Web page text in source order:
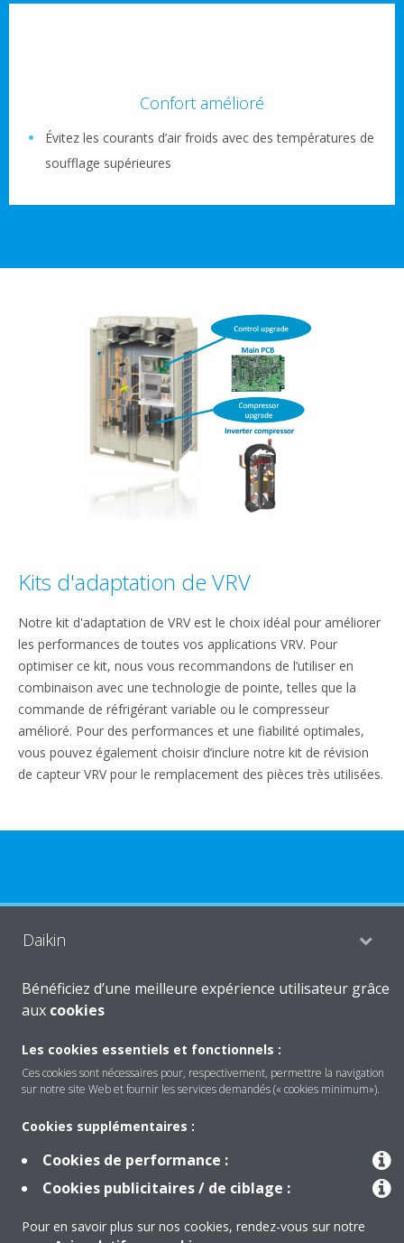
Confort amélioré
Évitez les courants d’air froids avec des températures de
soufflage supérieures
Kits d'adaptation de VRV
Notre kit d'adaptation de VRV est le choix idéal pour améliorer
les performances de toutes vos applications VRV. Pour
optimiser ce kit, nous vous recommandons de l’utiliser en
combinaison avec une technologie de pointe, telles que la
commande de réfrigérant variable ou le compresseur
amélioré. Pour des performances et une fiabilité optimales,
vous pouvez également choisir d’inclure notre kit de révision
de capteur VRV pour le remplacement des pièces très utilisées.
Daikin
Solutions
Contact
Bénéficiez d’une meilleure expérience utilisateur grâce
aux cookies
Les cookies essentiels et fonctionnels :
Ces cookies sont nécessaires pour, respectivement, permettre la navigation
sur notre site Web et fournir les services demandés (« cookies minimum»).
Cookies supplémentaires :
Cookies de performance :
Cookies publicitaires / de ciblage :
Pour en savoir plus sur nos cookies, rendez-vous sur notre